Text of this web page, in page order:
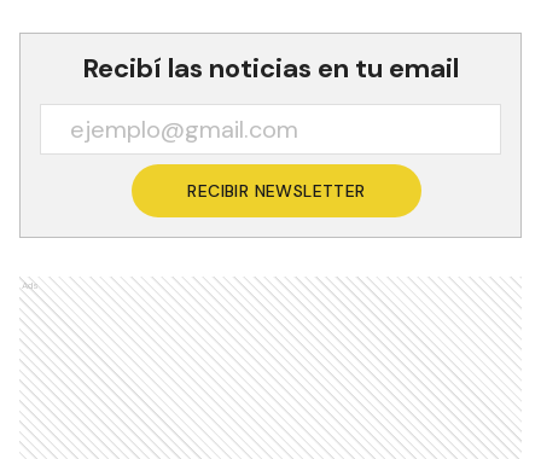
Recibí las noticias en tu email
RECIBIR NEWSLETTER
Ads